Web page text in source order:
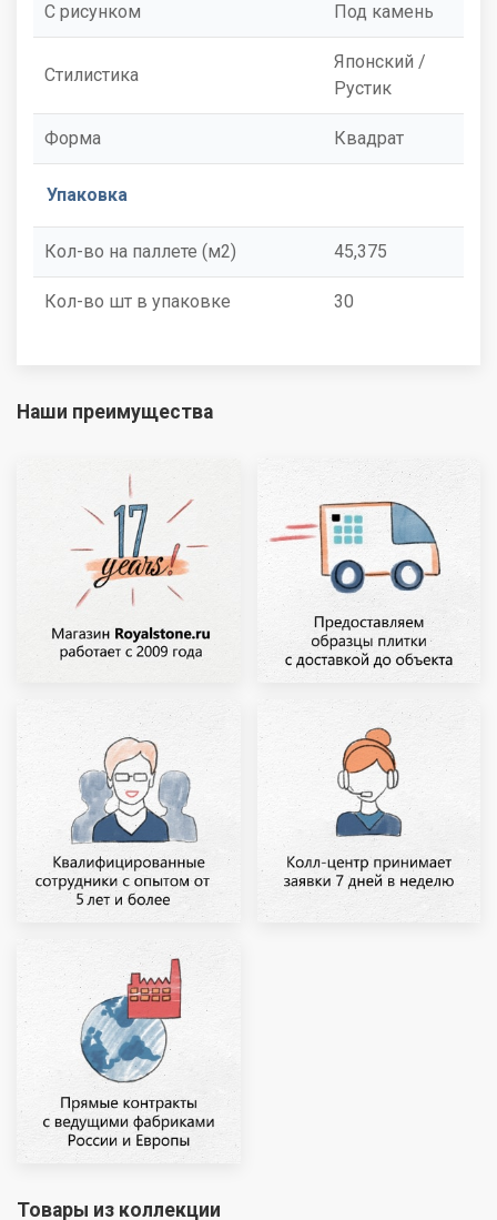
С рисунком Под камень
Стилистика
Японский /
Рустик
Форма Квадрат
Упаковка
Кол-во на паллете (м2) 45,375
Кол-во шт в упаковке 30
Наши преимущества
Товары из коллекции